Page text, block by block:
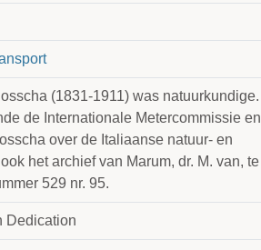
(1831-1911) was natuurkundige.
de Internationale Metercommissie en
over de Italiaanse natuur- en
het archief van Marum, dr. M. van, te
529 nr. 95.
Dedication